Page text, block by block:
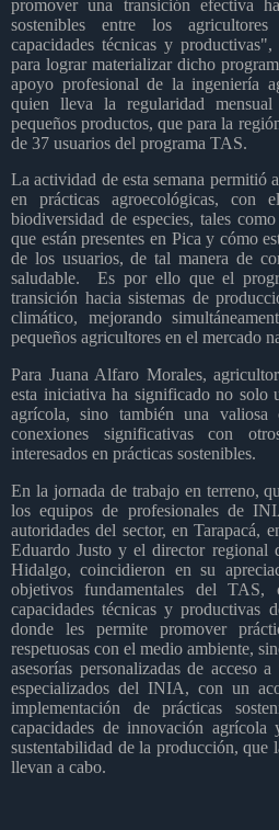
promover una transición efectiva
sostenibles entre los
capacidades técnicas y
para lograr materializar dicho
apoyo profesional de la ingeniería
quien lleva la regularidad
pequeños productos, que para la
de 37 usuarios del programa TAS.
La actividad de esta semana permitió
en prácticas agroecológicas, con
biodiversidad de especies, tales
que están presentes en Pica y cómo
de los usuarios, de tal manera de
saludable.
Es por ello que el
transición hacia sistemas de
climático, mejorando
pequeños agricultores en el mercado
Para Juana Alfaro Morales,
esta iniciativa ha significado no solo
agrícola, sino también una valiosa
conexiones significativas con
interesados en prácticas sostenibles.
En la jornada de trabajo en terreno,
los equipos de profesionales de
autoridades del sector, en Tarapacá,
Eduardo Justo y el director regional
Hidalgo, coincidieron en su
objetivos fundamentales del
capacidades técnicas y productivas
donde les permite promover
respetuosas con el medio ambiente,
asesorías personalizadas de acceso
especializados del INIA, con un
implementación de prácticas
capacidades de innovación
sustentabilidad de la producción, que
llevan a cabo.